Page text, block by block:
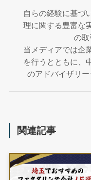
自らの経験に基づ
理に関する豊富な
の取
当メディアでは企
を行うとともに、
のアドバイザリー
関連記事